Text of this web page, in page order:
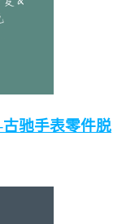
驰手表零件脱